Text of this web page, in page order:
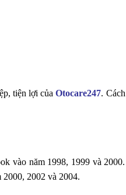
tiện lợi củaOtocare247. Cách
vào năm 1998, 1999 và 2000.
2002 và 2004.